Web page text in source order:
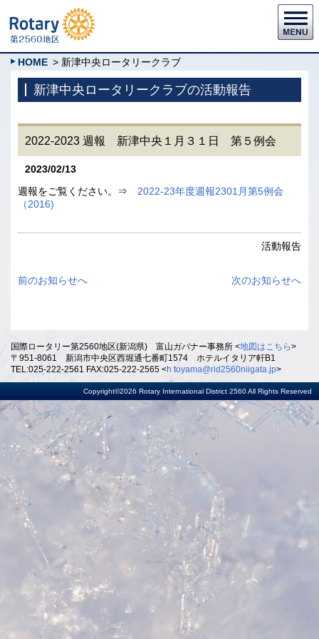
HOME > 新津中央ロータリークラブ
新津中央ロータリークラブの活動報告
2022-2023 週報 新津中央１月３１日 第５例会
2023/02/13
週報をご覧ください。⇒ 2022-23年度週報2301月第5例会
（2016)
活動報告
前のお知らせへ 次のお知らせへ
国際ロータリー第2560地区(新潟県) 富山ガバナー事務所 <地図はこちら>
〒951-8061 新潟市中央区西堀通七番町1574 ホテルイタリア軒B1
TEL:025-222-2561 FAX:025-222-2565 <h.toyama@rid2560niigata.jp>
Copyright©2026 Rotary International District 2560 All Rights Reserved